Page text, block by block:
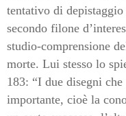
tentativo di
secondo filone
studio-comprensione
morte. Lui stesso lo
183: “I due disegni
importante, cioè la